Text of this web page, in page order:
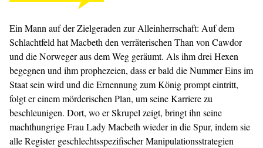
Ein Mann auf der Zielgeraden zur Alleinherrschaft: Auf dem
Schlachtfeld hat Macbeth den verräterischen Than von Cawdor
und die Norweger aus dem Weg geräumt. Als ihm drei Hexen
begegnen und ihm prophezeien, dass er bald die Nummer Eins im
Staat sein wird und die Ernennung zum König prompt eintritt,
folgt er einem mörderischen Plan, um seine Karriere zu
beschleunigen. Dort, wo er Skrupel zeigt, bringt ihn seine
machthungrige Frau Lady Macbeth wieder in die Spur, indem sie
alle Register geschlechtsspezifischer Manipulationsstrategien